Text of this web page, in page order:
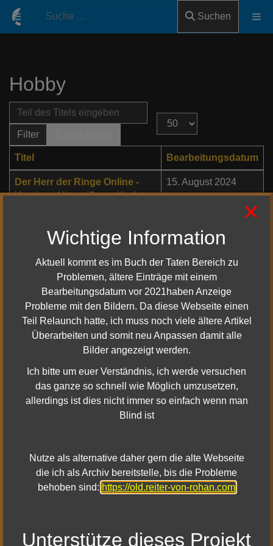
Suchen
Hobby
Teil des Titels eingeben
Filter
Anzeige #
Titel Bearbeitungsdatum
Der Herr der Ringe Online -
Versions Hinweiße zu Update
15. August 2024
HdRO Stream Übersetzung 2.
August 2024 - Update 41 &
Legendäre Server
11. August 2024
Was erwartet euch mit Update
41 in Herr der Ringe Online
11. August 2024
HdRO Stream Übersetzung
Orion & Scenario 26. Juli 2024
11. August 2024
HdRO Stream Übersetzung 19.
Juli 2024 - die Frage des
Tages
11. August 2024
Stream Übersetzung:
Community Manager
23. Juli 2024
Community Manager
×
Wichtige Information
Aktuell kommt es im Buch der Taten Bereich zu
Problemen, ältere Einträge mit einem
Bearbeitungsdatum vor 2021haben Anzeige
Probleme mit den Bildern. Da diese Webseite einen
Teil Relaunch hatte, ich muss noch viele ältere Artikel
Überarbeiten und somit neu Anpassen damit alle
Bilder angezeigt werden.
Ich bitte um euer Verständnis, ich werde versuchen
das ganze so schnell wie Möglich umzusetzen,
allerdings ist dies nicht immer so einfach wenn man
Blind ist
Nutze als alternative daher gern die alte Webseite
die ich als Archiv bereitstelle, bis die Probleme
behoben sind: https://old.reiter-von-rohan.com
Unterstütze dieses Projekt